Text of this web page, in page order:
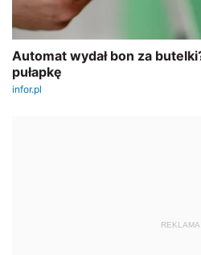
REKLAMA